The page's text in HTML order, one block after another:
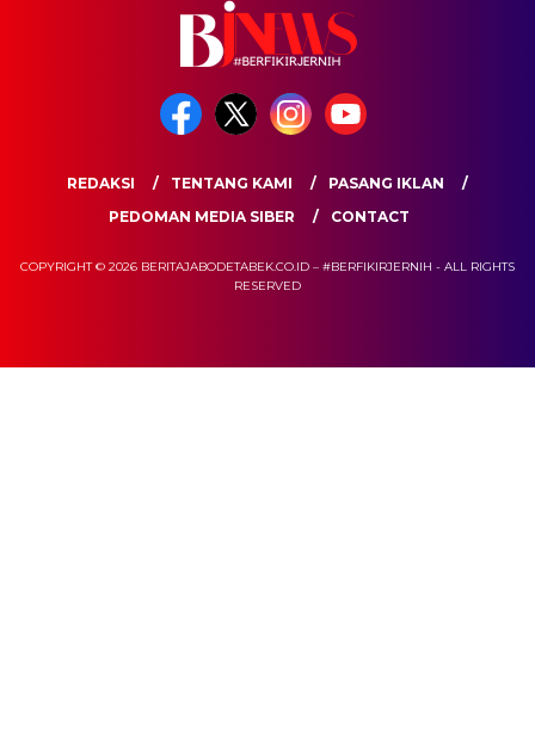
REDAKSI TENTANG KAMI
PASANG IKLAN
PEDOMAN MEDIA SIBER
CONTACT
COPYRIGHT © 2026 BERITAJABODETABEK.CO.ID – #BERFIKIRJERNIH - ALL RIGHTS
RESERVED